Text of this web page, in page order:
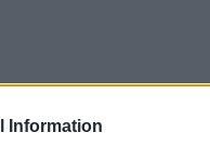
Information